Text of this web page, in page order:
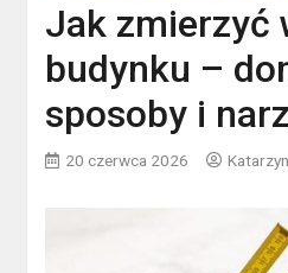
Jak zmierzyć
budynku –
sposoby i
20 czerwca 2026